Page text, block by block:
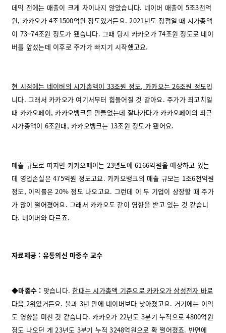
데믹 전에는 매출이 크게 차이나지 않았습니다. 네이버 매출이 5조3천억
원, 카카오가 4조1500억원 정도였거든요. 2021년도 정점일 때 시가총액
이 73~74조원 정도가 됐습니다. 그때 당시 카카오가 74조원 정도로 네이
버를 앞섰는데 이후로 주가가 빠지기 시작했고요.
현 시점에는 네이버의 시가총액이 33조원 정도, 카카오는 26조원 정도입
니다. 그래서 카카오가 여기서부터 힘들어질 것 같아요. 주가가 최고치일
때 카카오페이, 카카오뱅크를 만들었는데 잘나가다가 카카오페이의 최근
시가총액이 6조원대, 카카오뱅크는 13조원 정도가 됐어요.
매출 규모로 따지면 카카오페이는 23년도에 6166억원을 예상하고 있는
데 영업손실은 475억원 정도고요. 카카오뱅크의 매출 규모는 1조6천억원
정도, 이익률은 20% 정도 나오고요. 그런데 이 두 기업이 상장할 때 주가
가 많이 떨어졌어요. 그래서 카카오도 같이 영향을 받고 있는 것 같습니
다. 네이버와 다르죠.
자료제공 : 유통의신 마종수 교수
◆마종수 : 맞습니다.한때는 시가총액 기준으로 카카오가 삼성전자 바로
다음 2위였거든요. 불과 3년 만에 네이버보다 낮아졌고요. 거기에는 이익
도 영향을 미친 것 같습니다. 카카오가 22년도 3분기 누적으로 4800억원
정도 나오던 게 23년도 3분기 누적 3248억원으로 확 떨어졌죠. 반면에